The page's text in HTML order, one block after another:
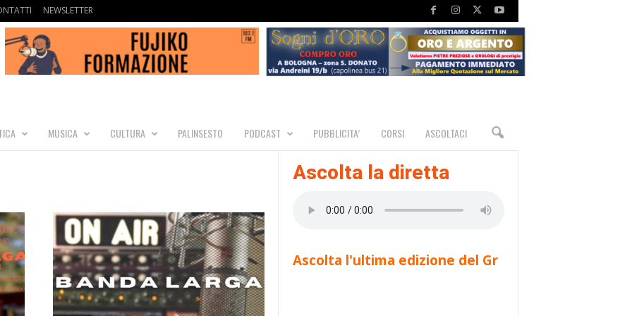
NEWSLETTER
MUSICA CULTURA PALINSESTO PODCAST PUBBLICITA’ CORSI ASCOLTACI
Ascolta la diretta
Ascolta l'ultima edizione del Gr